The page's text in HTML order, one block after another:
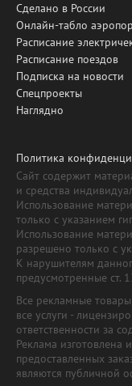
Сделано в России
Онлайн-табло
Расписание
Расписание поездов
Подписка на новости
Спецпроекты
Наглядно
Политика
Сайт содержит
и средства
Использование
только с указанием
Использование
разрешено только с
К нарушителям
предусмотренные ст.
Все рекламные
все услуги -
ответственности за
Реклама изготовлена
предоставленных
являются публичной